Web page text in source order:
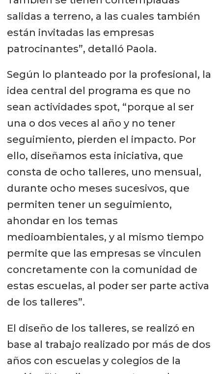
salidas a terreno, a las cuales también
están invitadas las empresas
patrocinantes”, detalló Paola.
Según lo planteado por la profesional, la
idea central del programa es que no
sean actividades spot, “porque al ser
una o dos veces al año y no tener
seguimiento, pierden el impacto. Por
ello, diseñamos esta iniciativa, que
consta de ocho talleres, uno mensual,
durante ocho meses sucesivos, que
permiten tener un seguimiento,
ahondar en los temas
medioambientales, y al mismo tiempo
permite que las empresas se vinculen
concretamente con la comunidad de
estas escuelas, al poder ser parte activa
de los talleres”.
El diseño de los talleres, se realizó en
base al trabajo realizado por más de dos
años con escuelas y colegios de la